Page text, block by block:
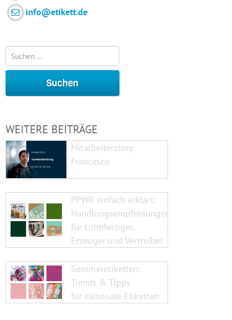
info@etikett.de
WEITERE BEITRÄGE
Mitarbeiterstory:
Francesco
PPWR einfach erklärt:
Handlungsempfehlungen
für Lohnfertiger,
Erzeuger und Vertreiber
Sommeretiketten:
Trends & Tipps
für saisonale Etiketten